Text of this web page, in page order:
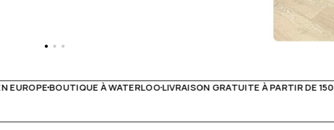
GRATUITE À PARTIR DE 150€LIVE FACEBOOK CHAQUE SEMAINE